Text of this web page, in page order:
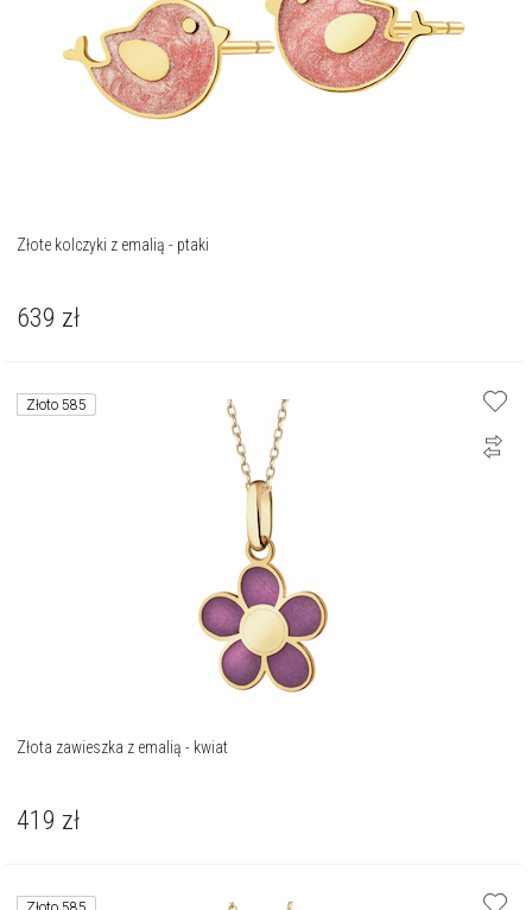
Złote kolczyki z emalią - ptaki
639 zł
Złoto 585
Złota zawieszka z emalią - kwiat
419 zł